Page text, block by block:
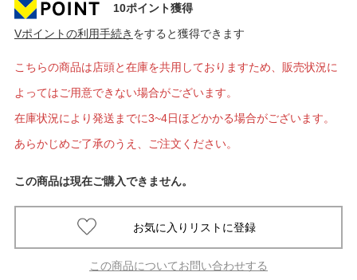
10ポイント獲得
Vポイントの利用手続き をすると獲得できます
こちらの商品は店頭と在庫を共用しておりますため、販売状況に
よってはご用意できない場合がございます。
在庫状況により発送までに3~4日ほどかかる場合がございます。
あらかじめご了承のうえ、ご注文ください。
この商品は現在ご購入できません。
この商品についてお問い合わせする